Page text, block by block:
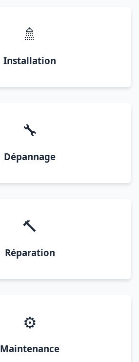
🚿
Installation
🔧
Dépannage
🔨
Réparation
⚙️
Maintenance